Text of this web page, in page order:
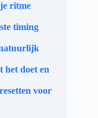
ritme
timing
natuurlijk
het doet en
voor